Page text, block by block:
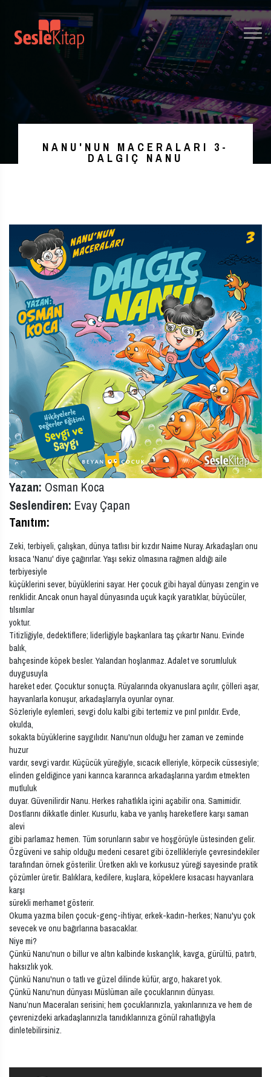
NANU'NUN MACERALARI 3-
DALGIÇ NANU
Yazan: Osman Koca
Seslendiren: Evay Çapan
Tanıtım:
Zeki, terbiyeli, çalışkan, dünya tatlısı bir kızdır Naime Nuray. Arkadaşları onu
kısaca 'Nanu' diye çağırırlar. Yaşı sekiz olmasına rağmen aldığı aile
terbiyesiyle
küçüklerini sever, büyüklerini sayar. Her çocuk gibi hayal dünyası zengin ve
renklidir. Ancak onun hayal dünyasında uçuk kaçık yaratıklar, büyücüler,
tılsımlar
yoktur.
Titizliğiyle, dedektiflere; liderliğiyle başkanlara taş çıkartır Nanu. Evinde
balık,
bahçesinde köpek besler. Yalandan hoşlanmaz. Adalet ve sorumluluk
duygusuyla
hareket eder. Çocuktur sonuçta. Rüyalarında okyanuslara açılır, çölleri aşar,
hayvanlarla konuşur, arkadaşlarıyla oyunlar oynar.
Sözleriyle eylemleri, sevgi dolu kalbi gibi tertemiz ve pırıl pırıldır. Evde,
okulda,
sokakta büyüklerine saygılıdır. Nanu'nun olduğu her zaman ve zeminde
huzur
vardır, sevgi vardır. Küçücük yüreğiyle, sıcacık elleriyle, körpecik cüssesiyle;
elinden geldiğince yani karınca kararınca arkadaşlarına yardım etmekten
mutluluk
duyar. Güvenilirdir Nanu. Herkes rahatlıkla içini açabilir ona. Samimidir.
Dostlarını dikkatle dinler. Kusurlu, kaba ve yanlış hareketlere karşı saman
alevi
gibi parlamaz hemen. Tüm sorunların sabır ve hoşgörüyle üstesinden gelir.
Özgüveni ve sahip olduğu medeni cesaret gibi özellikleriyle çevresindekiler
tarafından örnek gösterilir. Üretken aklı ve korkusuz yüreği sayesinde pratik
çözümler üretir. Balıklara, kedilere, kuşlara, köpeklere kısacası hayvanlara
karşı
sürekli merhamet gösterir.
Okuma yazma bilen çocuk-genç-ihtiyar, erkek-kadın-herkes; Nanu'yu çok
sevecek ve onu bağırlarına basacaklar.
Niye mi?
Çünkü Nanu'nun o billur ve altın kalbinde kıskançlık, kavga, gürültü, patırtı,
haksızlık yok.
Çünkü Nanu'nun o tatlı ve güzel dilinde küfür, argo, hakaret yok.
Çünkü Nanu'nun dünyası Müslüman aile çocuklarının dünyası.
Nanu’nun Maceraları serisini; hem çocuklarınızla, yakınlarınıza ve hem de
çevrenizdeki arkadaşlarınızla tanıdıklarınıza gönül rahatlığıyla
dinletebilirsiniz.